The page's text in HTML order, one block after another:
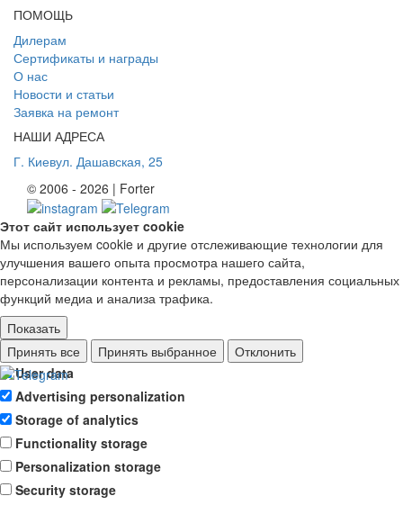
ПОМОЩЬ
Дилерам
Сертификаты и награды
О нас
Новости и статьи
Заявка на ремонт
НАШИ АДРЕСА
Г. Киевул. Дашавская, 25
© 2006 - 2026 | Forter
Этот сайт использует cookie
Мы используем cookie и другие отслеживающие технологии для
улучшения вашего опыта просмотра нашего сайта,
персонализации контента и рекламы, предоставления социальных
функций медиа и анализа трафика.
Показать
Ad storage
User data
Advertising personalization
Storage of analytics
Functionality storage
Personalization storage
Security storage
Принять все Принять выбранное Отклонить